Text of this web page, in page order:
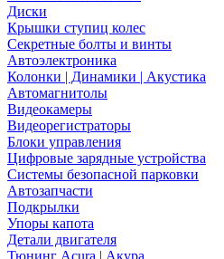
Диски
Крышки ступиц колес
Секретные болты и винты
Автоэлектроника
Колонки | Динамики | Акустика
Автомагнитолы
Видеокамеры
Видеорегистраторы
Блоки управления
Цифровые зарядные устройства
Системы безопасной парковки
Автозапчасти
Подкрылки
Упоры капота
Детали двигателя
Тюнинг Acura | Акура